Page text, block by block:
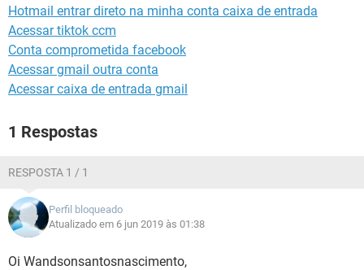
Hotmail entrar direto na minha conta caixa de entrada
Acessar tiktok ccm
Conta comprometida facebook
Acessar gmail outra conta
Acessar caixa de entrada gmail
1 Respostas
RESPOSTA 1 / 1
Perfil bloqueado
Atualizado em 6 jun 2019 às 01:38
Oi Wandsonsantosnascimento,